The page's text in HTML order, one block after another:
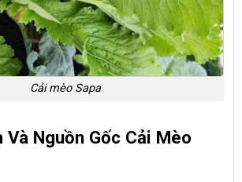
Cải mèo Sapa
Nguồn Gốc Cải Mèo